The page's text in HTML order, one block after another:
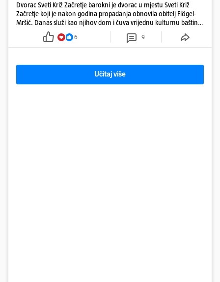
Dvorac Sveti Križ Začretje barokni je dvorac u mjestu Sveti Križ
Začretje koji je nakon godina propadanja obnovila obitelj Flögel-
Mršić. Danas služi kao njihov dom i čuva vrijednu kulturnu baštinu
davno zaboravljenog vremena
6 9
Učitaj više